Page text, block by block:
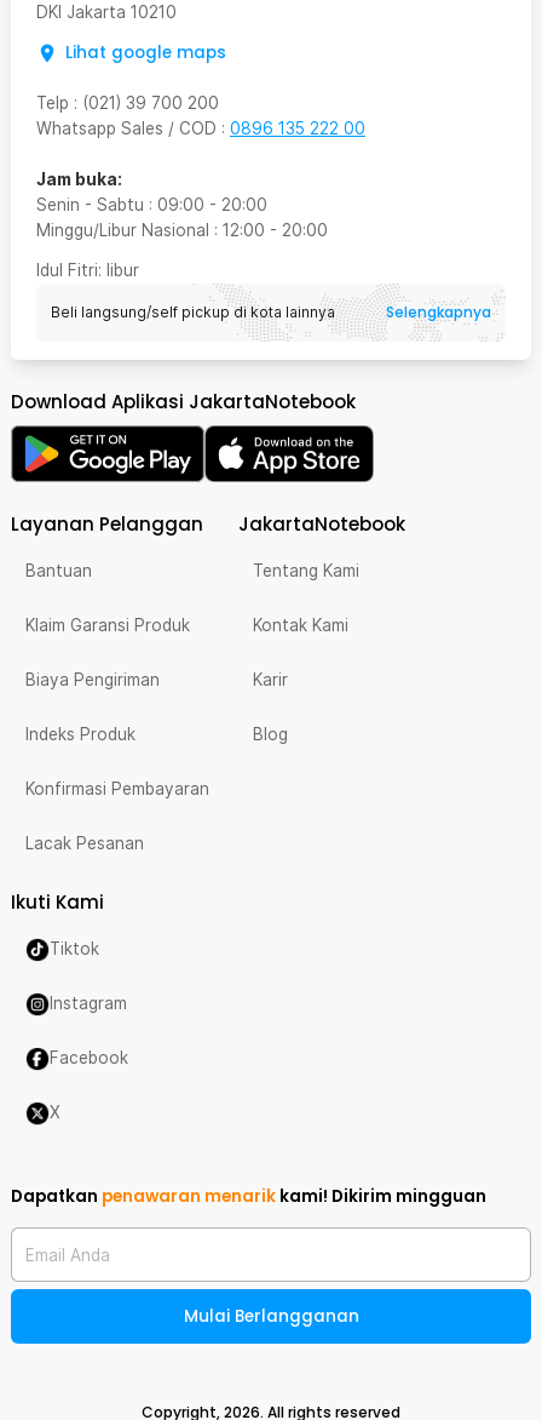
DKI Jakarta 10210
Lihat google maps
Telp : (021) 39 700 200
Whatsapp Sales / COD : 0896 135 222 00
Jam buka:
Senin - Sabtu : 09:00 - 20:00
Minggu/Libur Nasional : 12:00 - 20:00
Idul Fitri: libur
Beli langsung/self pickup di kota lainnya Selengkapnya
Download Aplikasi JakartaNotebook
Layanan Pelanggan
Bantuan
Klaim Garansi Produk
Biaya Pengiriman
Indeks Produk
Konfirmasi Pembayaran
Lacak Pesanan
JakartaNotebook
Tentang Kami
Kontak Kami
Karir
Blog
Ikuti Kami
Tiktok
Instagram
Facebook
X
Dapatkan penawaran menarik kami! Dikirim mingguan
Email Anda
Mulai Berlangganan
Copyright,2026. All rights reserved